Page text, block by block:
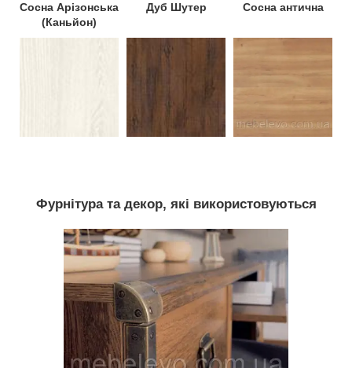
Сосна Арізонська
(Каньйон)
Дуб Шутер Сосна антична
Фурнітура та декор, які використовуються